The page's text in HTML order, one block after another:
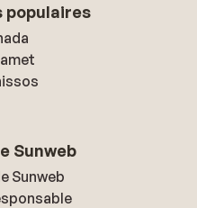
populaires
Sunweb
Sunweb